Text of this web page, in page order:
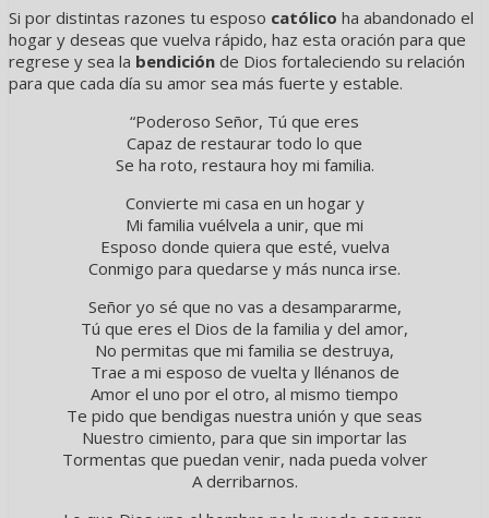
Si por distintas razones tu esposo católico ha abandonado el
hogar y deseas que vuelva rápido, haz esta oración para que
regrese y sea la bendición de Dios fortaleciendo su relación
para que cada día su amor sea más fuerte y estable.
“Poderoso Señor, Tú que eres
Capaz de restaurar todo lo que
Se ha roto, restaura hoy mi familia.
Convierte mi casa en un hogar y
Mi familia vuélvela a unir, que mi
Esposo donde quiera que esté, vuelva
Conmigo para quedarse y más nunca irse.
Señor yo sé que no vas a desampararme,
Tú que eres el Dios de la familia y del amor,
No permitas que mi familia se destruya,
Trae a mi esposo de vuelta y llénanos de
Amor el uno por el otro, al mismo tiempo
Te pido que bendigas nuestra unión y que seas
Nuestro cimiento, para que sin importar las
Tormentas que puedan venir, nada pueda volver
A derribarnos.